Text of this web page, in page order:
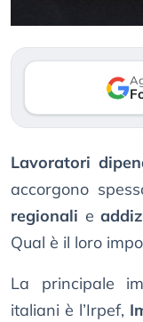
Lavoratori
accorgono
regionali e
Qual è il loro
La principale
italiani è l’Irpef,